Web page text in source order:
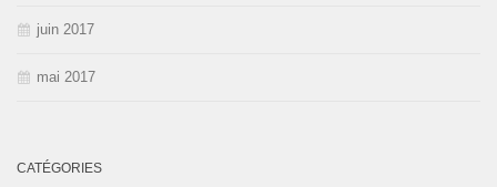
juin 2017
mai 2017
CATÉGORIES